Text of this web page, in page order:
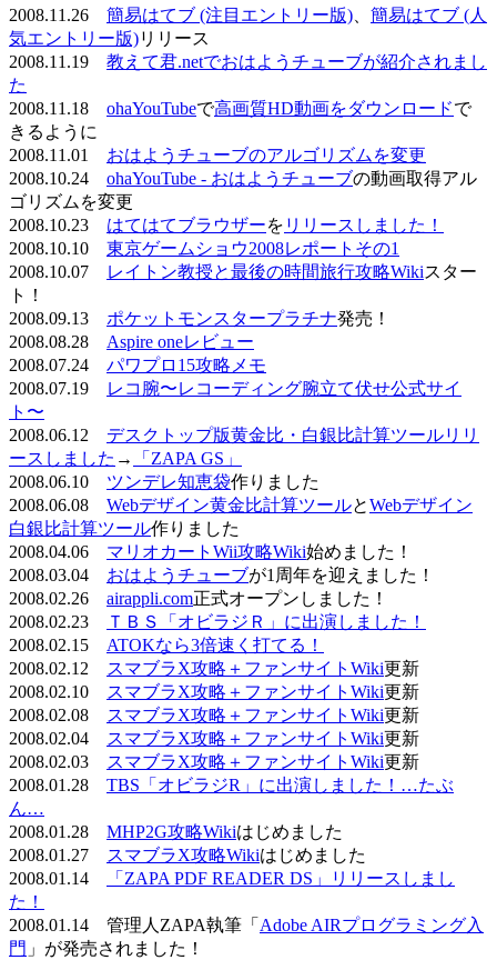
2008.11.26 簡易はてブ (注目エントリー版)
簡易はてブ (人
気エントリー版)リリース
2008.11.19 教えて君.netでおはようチューブが紹介されまし
た
2008.11.18 ohaYouTubeで高画質HD動画をダウンロードで
きるように
2008.11.01 おはようチューブのアルゴリズムを変更
2008.10.24 ohaYouTube - おはようチューブの動画取得アル
ゴリズムを変更
2008.10.23 はてはてブラウザーを リリースしました！
2008.10.10 東京ゲームショウ2008レポートその1
2008.10.07
レイトン教授と最後の時間旅行攻略Wikiスター
ト！
2008.09.13 ポケットモンスタープラチナ発売！
2008.08.28 Aspire oneレビュー
2008.07.24 パワプロ15攻略メモ
2008.07.19
レコ腕〜レコーディング腕立て伏せ公式サイ
ト〜
2008.06.12 デスクトップ版黄金比・白銀比計算ツールリリ
ースしました →
「ZAPA GS」
2008.06.10 ツンデレ知恵袋作りました
2008.06.08 Webデザイン黄金比計算ツールとWebデザイン
白銀比計算ツール作りました
2008.04.06 マリオカートWii攻略Wiki始めました！
2008.03.04 おはようチューブが1周年を迎えました！
2008.02.26 airappli.com正式オープンしました！
2008.02.23
ＴＢＳ「オビラジＲ」に出演しました！
2008.02.15 ATOKなら3倍速く打てる！
2008.02.12
スマブラX攻略＋ファンサイトWiki更新
2008.02.10
スマブラX攻略＋ファンサイトWiki更新
2008.02.08
スマブラX攻略＋ファンサイトWiki更新
2008.02.04
スマブラX攻略＋ファンサイトWiki更新
2008.02.03
スマブラX攻略＋ファンサイトWiki更新
2008.01.28 TBS「オビラジR」に出演しました！…たぶ
ん…
2008.01.28 MHP2G攻略Wikiはじめました
2008.01.27
スマブラX攻略Wikiはじめました
2008.01.14
「ZAPA PDF READER DS」リリースしまし
た！
2008.01.14 管理人ZAPA執筆「 Adobe AIRプログラミング入
門 」が発売されました！